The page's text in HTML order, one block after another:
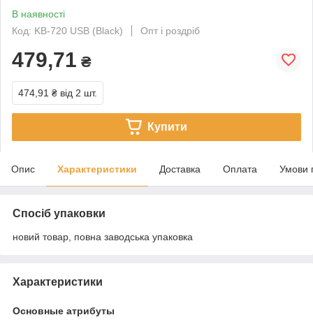
В наявності
Код: KB-720 USB (Black)
Опт і роздріб
479,71 ₴
474,91 ₴ від 2 шт.
Купити
Опис Характеристики Доставка Оплата Умови
Спосіб упаковки
новий товар, повна заводська упаковка
Характеристики
Основные атрибуты